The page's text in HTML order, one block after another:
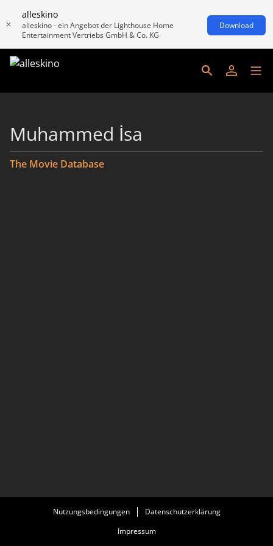
alleskino
alleskino - ein Angebot der Lighthouse Home
Entertainment Vertriebs GmbH & Co. KG
Download
Muhammed İsa
The Movie Database
Nutzungsbedingungen
Datenschutzerklärung
Impressum